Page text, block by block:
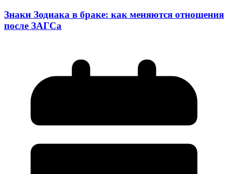
Знаки Зодиака в браке: как меняются отношения
после ЗАГСа